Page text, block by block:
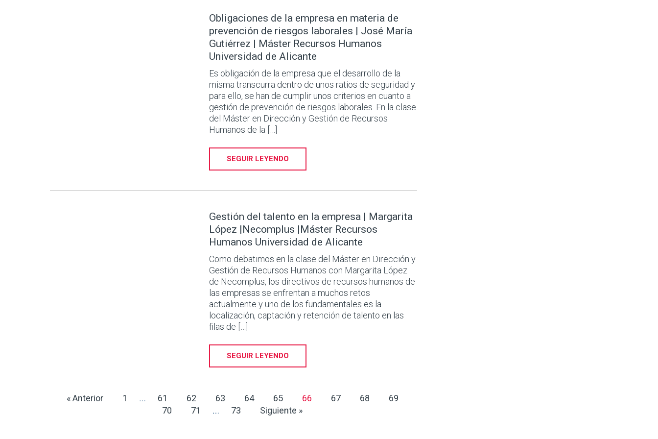
Obligaciones de la empresa en materia de
prevención de riesgos laborales | José María
Gutiérrez | Máster Recursos Humanos
Universidad de Alicante
Es obligación de la empresa que el desarrollo de la
misma transcurra dentro de unos ratios de seguridad y
para ello, se han de cumplir unos criterios en cuanto a
gestión de prevención de riesgos laborales. En la clase
del Máster en Dirección y Gestión de Recursos
Humanos de la […]
SEGUIR LEYENDO
Gestión del talento en la empresa | Margarita
López |Necomplus |Máster Recursos
Humanos Universidad de Alicante
Como debatimos en la clase del Máster en Dirección y
Gestión de Recursos Humanos con Margarita López
de Necomplus, los directivos de recursos humanos de
las empresas se enfrentan a muchos retos
actualmente y uno de los fundamentales es la
localización, captación y retención de talento en las
filas de […]
SEGUIR LEYENDO
« Anterior 1 … 61 62 63 64 65 66 67 68
69
70
71 … 73 Siguiente »